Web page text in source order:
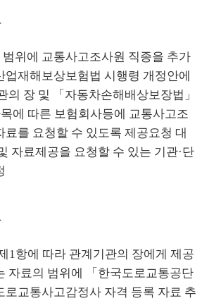
위에 교통사고조사원 직종을 추가
업재해보상보험법 시행령 개정안에
의 장 및 「자동차손해배상보장법」
에 따른 보험회사등에 교통사고조
료를 요청할 수 있도록 제공요청 대
자료제공을 요청할 수 있는 기관·단
1항에 따라 관계기관의 장에게 제공
자료의 범위에 「한국도로교통공단
로교통사고감정사 자격 등록 자료 추